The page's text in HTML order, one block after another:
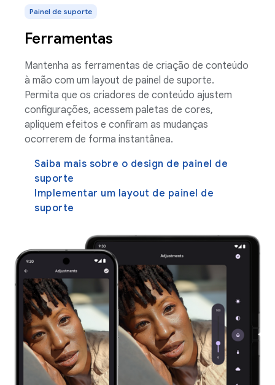
Painel de suporte
Ferramentas
Mantenha as ferramentas de criação de conteúdo
à mão com um layout de painel de suporte.
Permita que os criadores de conteúdo ajustem
configurações, acessem paletas de cores,
apliquem efeitos e confiram as mudanças
ocorrerem de forma instantânea.
Saiba mais sobre o design de painel de
suporte
Implementar um layout de painel de
suporte